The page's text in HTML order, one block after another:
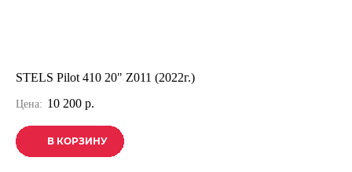
STELS Pilot 410 20" Z011 (2022г.)
Цена: 10 200 р.
В КОРЗИНУ
В КОРЗИНУ
В КОРЗИНУ